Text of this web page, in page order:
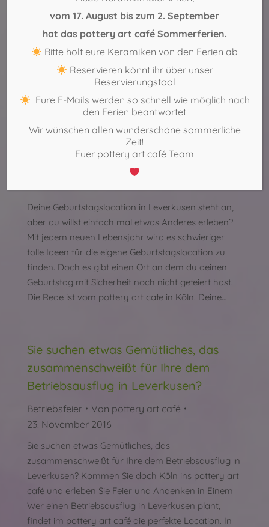
erleben Sie eine Kindergeburtstagsparty voller
schöner Momente und jeder Menge Kreativität.
Wenn Sie die kreative Ader Ihrer Kinder fördern
möchten und gleichzeitig…
Deine Geburtstagslocation in
Leverkusen steht an, aber du willst
einfach mal etwas Anderes erleben?
Vonpottery art café
Deine Geburtstagslocation in Leverkusen steht an,
aber du willst einfach mal etwas Anderes erleben?
Mit jedem neuen Lebensjahr wird es schwieriger
tolle Ideen für die eigene Geburtstagslocation zu
finden. Doch es gibt einen Ort an dem du deinen
Geburtstag mit Sicherheit noch nicht gefeiert hast.
Die Rede ist vom pottery art cafe in Köln. Deine…
Sie suchen etwas Gemütliches, das
zusammenschweißt für Ihre dem
Betriebsausflug in Leverkusen?
Betriebsfeier Von pottery art café
23. November 2016
Sie suchen etwas Gemütliches, das
zusammenschweißt für Ihre dem Betriebsausflug in
Leverkusen? Kommen Sie doch Köln ins pottery art
café und erleben Sie Feier und Andenken in Einem
Wer einen Betriebsausflug in Leverkusen plant,
findet im pottery art café die perfekte Location. In
vom 17. August bis zum 2. September
hat das pottery art café Sommerferien.
Bitte holt eure Keramiken von den Ferien ab
Reservieren könnt ihr über unser
Reservierungstool
Eure E-Mails werden so schnell wie möglich nach
den Ferien beantwortet
Wir wünschen allen wunderschöne sommerliche
Zeit!
Euer pottery art café Team